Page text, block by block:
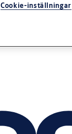
Cookie-inställningar